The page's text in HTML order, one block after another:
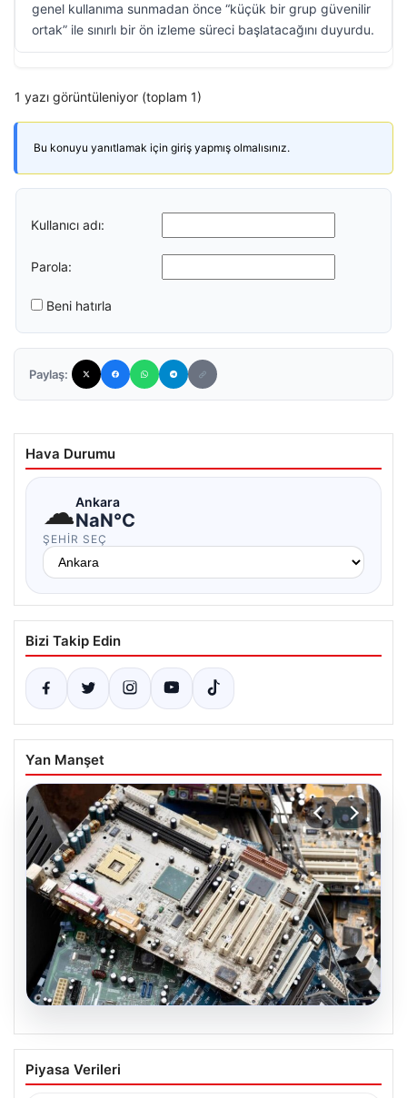
genel kullanıma sunmadan önce “küçük bir grup güvenilir
ortak” ile sınırlı bir ön izleme süreci başlatacağını duyurdu.
1 yazı görüntüleniyor (toplam 1)
Bu konuyu yanıtlamak için giriş yapmış olmalısınız.
Kullanıcı adı:
Parola:
Beni hatırla
Paylaş:
Hava Durumu
☁Ankara
NaN°C
ŞEHIR SEÇ
Bizi Takip Edin
Yan Manşet
08.08.2026
Kurumsal Elektronik Dönüşümü ve
Sürdürülebilir Hizmetleri
Piyasa Verileri